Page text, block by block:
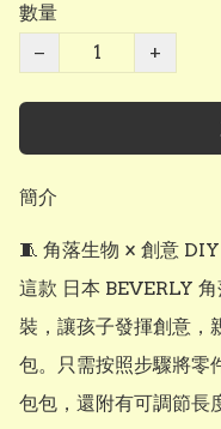
數量
−
+
簡介
🧵 角落生物 × 創意 DIY
這款 日本 BEVERLY
裝，讓孩子發揮創意，
包。只需按照步驟將零
包包，還附有可調節長